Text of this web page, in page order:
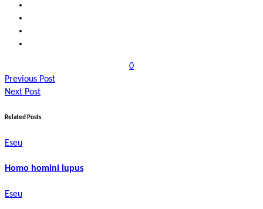
0
Previous Post
Next Post
Related Posts
Eseu
Homo homini lupus
Eseu